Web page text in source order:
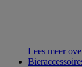
Lees meer